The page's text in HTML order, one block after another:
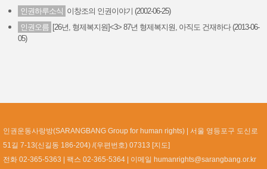
인권하루소식 이창조의 인권이야기 (2002-06-25)
인권오름 [26년, 형제복지원]<3> 87년 형제복지원, 아직도 건재하다 (2013-06-
05)
인권운동사랑방(SARANGBANG Group for human rights)
서울 영등포구 도신로
51길 7-13(신길동 186-204) /(우편번호) 07313 [지도]
전화 02-365-5363
팩스 02-365-5364 이메일 humanrights@sarangbang.or.kr